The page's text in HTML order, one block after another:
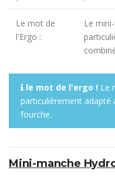
Le mot de
l'Ergo :
Le
le mot de l'ergo ! Le
particulièrement adapté
fourche.
Mini-manche